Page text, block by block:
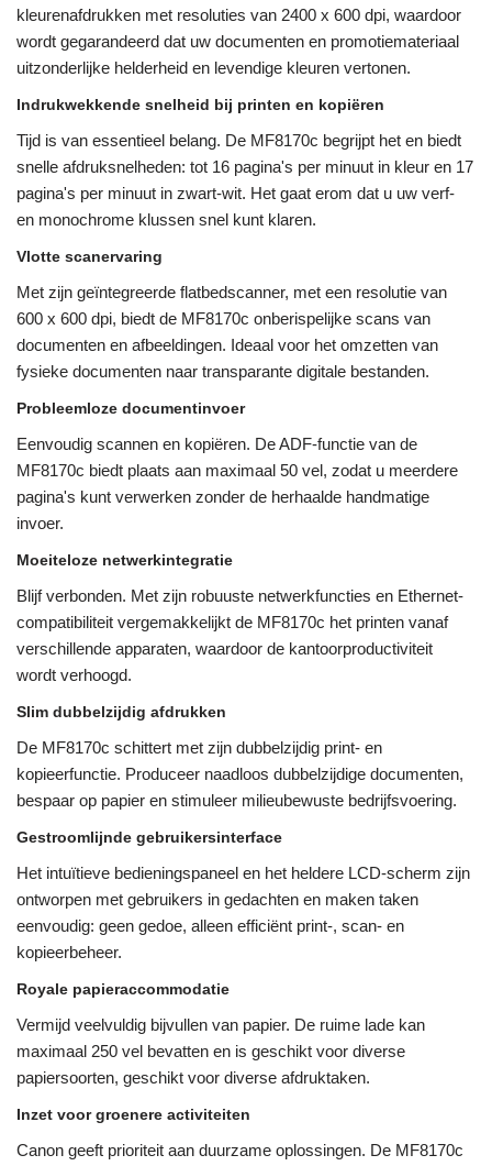
kleurenafdrukken met resoluties van 2400 x 600 dpi, waardoor
wordt gegarandeerd dat uw documenten en promotiemateriaal
uitzonderlijke helderheid en levendige kleuren vertonen.
Indrukwekkende snelheid bij printen en kopiëren
Tijd is van essentieel belang. De MF8170c begrijpt het en biedt
snelle afdruksnelheden: tot 16 pagina's per minuut in kleur en 17
pagina's per minuut in zwart-wit. Het gaat erom dat u uw verf-
en monochrome klussen snel kunt klaren.
Vlotte scanervaring
Met zijn geïntegreerde flatbedscanner, met een resolutie van
600 x 600 dpi, biedt de MF8170c onberispelijke scans van
documenten en afbeeldingen. Ideaal voor het omzetten van
fysieke documenten naar transparante digitale bestanden.
Probleemloze documentinvoer
Eenvoudig scannen en kopiëren. De ADF-functie van de
MF8170c biedt plaats aan maximaal 50 vel, zodat u meerdere
pagina's kunt verwerken zonder de herhaalde handmatige
invoer.
Moeiteloze netwerkintegratie
Blijf verbonden. Met zijn robuuste netwerkfuncties en Ethernet-
compatibiliteit vergemakkelijkt de MF8170c het printen vanaf
verschillende apparaten, waardoor de kantoorproductiviteit
wordt verhoogd.
Slim dubbelzijdig afdrukken
De MF8170c schittert met zijn dubbelzijdig print- en
kopieerfunctie. Produceer naadloos dubbelzijdige documenten,
bespaar op papier en stimuleer milieubewuste bedrijfsvoering.
Gestroomlijnde gebruikersinterface
Het intuïtieve bedieningspaneel en het heldere LCD-scherm zijn
ontworpen met gebruikers in gedachten en maken taken
eenvoudig: geen gedoe, alleen efficiënt print-, scan- en
kopieerbeheer.
Royale papieraccommodatie
Vermijd veelvuldig bijvullen van papier. De ruime lade kan
maximaal 250 vel bevatten en is geschikt voor diverse
papiersoorten, geschikt voor diverse afdruktaken.
Inzet voor groenere activiteiten
Canon geeft prioriteit aan duurzame oplossingen. De MF8170c